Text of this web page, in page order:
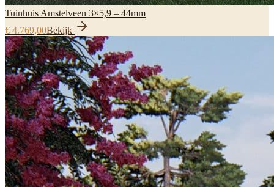
Tuinhuis Amstelveen 3×5,9 – 44mm
€ 4.769,00Bekijk